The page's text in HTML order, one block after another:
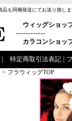
も同梱発送にてお送り致し
ウィッグショッ
------------
カラコンショッ
特定商取引法表記
> フラウィッグTOP